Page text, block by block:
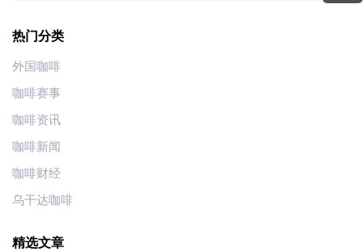
热门分类
外国咖啡
咖啡赛事
咖啡资讯
咖啡新闻
咖啡财经
乌干达咖啡
精选文章